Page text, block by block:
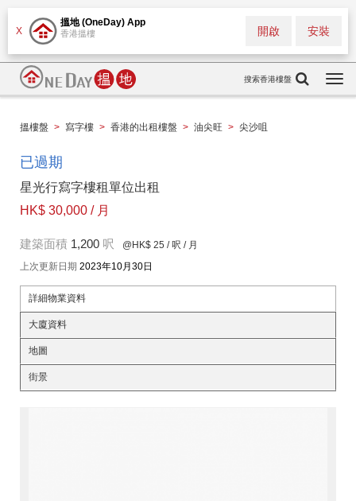
X
搵地 (OneDay) App
香港搵樓 安裝
開啟
搜索香港樓盤
搵樓盤 > 寫字樓 > 香港的出租樓盤 > 油尖旺 > 尖沙咀
已過期
星光行寫字樓租單位出租
HK$ 30,000 / 月
建築面積 1,200 呎 @HK$ 25 / 呎 / 月
上次更新日期 2023年10月30日
詳細物業資料
大廈資料
地圖
街景